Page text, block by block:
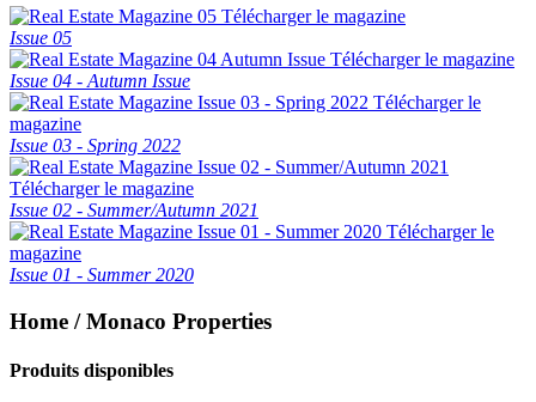
Télécharger le magazine
Issue 05
Télécharger le magazine
Issue 04 - Autumn Issue
Télécharger le
magazine
Issue 03 - Spring 2022
Télécharger le magazine
Issue 02 - Summer/Autumn 2021
Télécharger le
magazine
Issue 01 - Summer 2020
Home / Monaco Properties
Produits disponibles